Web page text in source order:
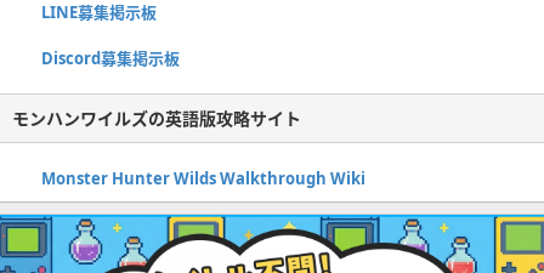
LINE募集掲示板
Discord募集掲示板
モンハンワイルズの英語版攻略サイト
Monster Hunter Wilds Walkthrough Wiki